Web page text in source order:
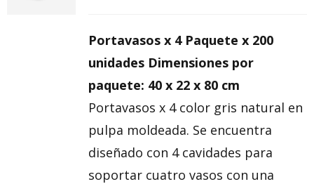
Portavasos x 4 Paquete x 200
unidades Dimensiones por
paquete: 40 x 22 x 80 cm
Portavasos x 4 color gris natural en
pulpa moldeada. Se encuentra
diseñado con 4 cavidades para
soportar cuatro vasos con una